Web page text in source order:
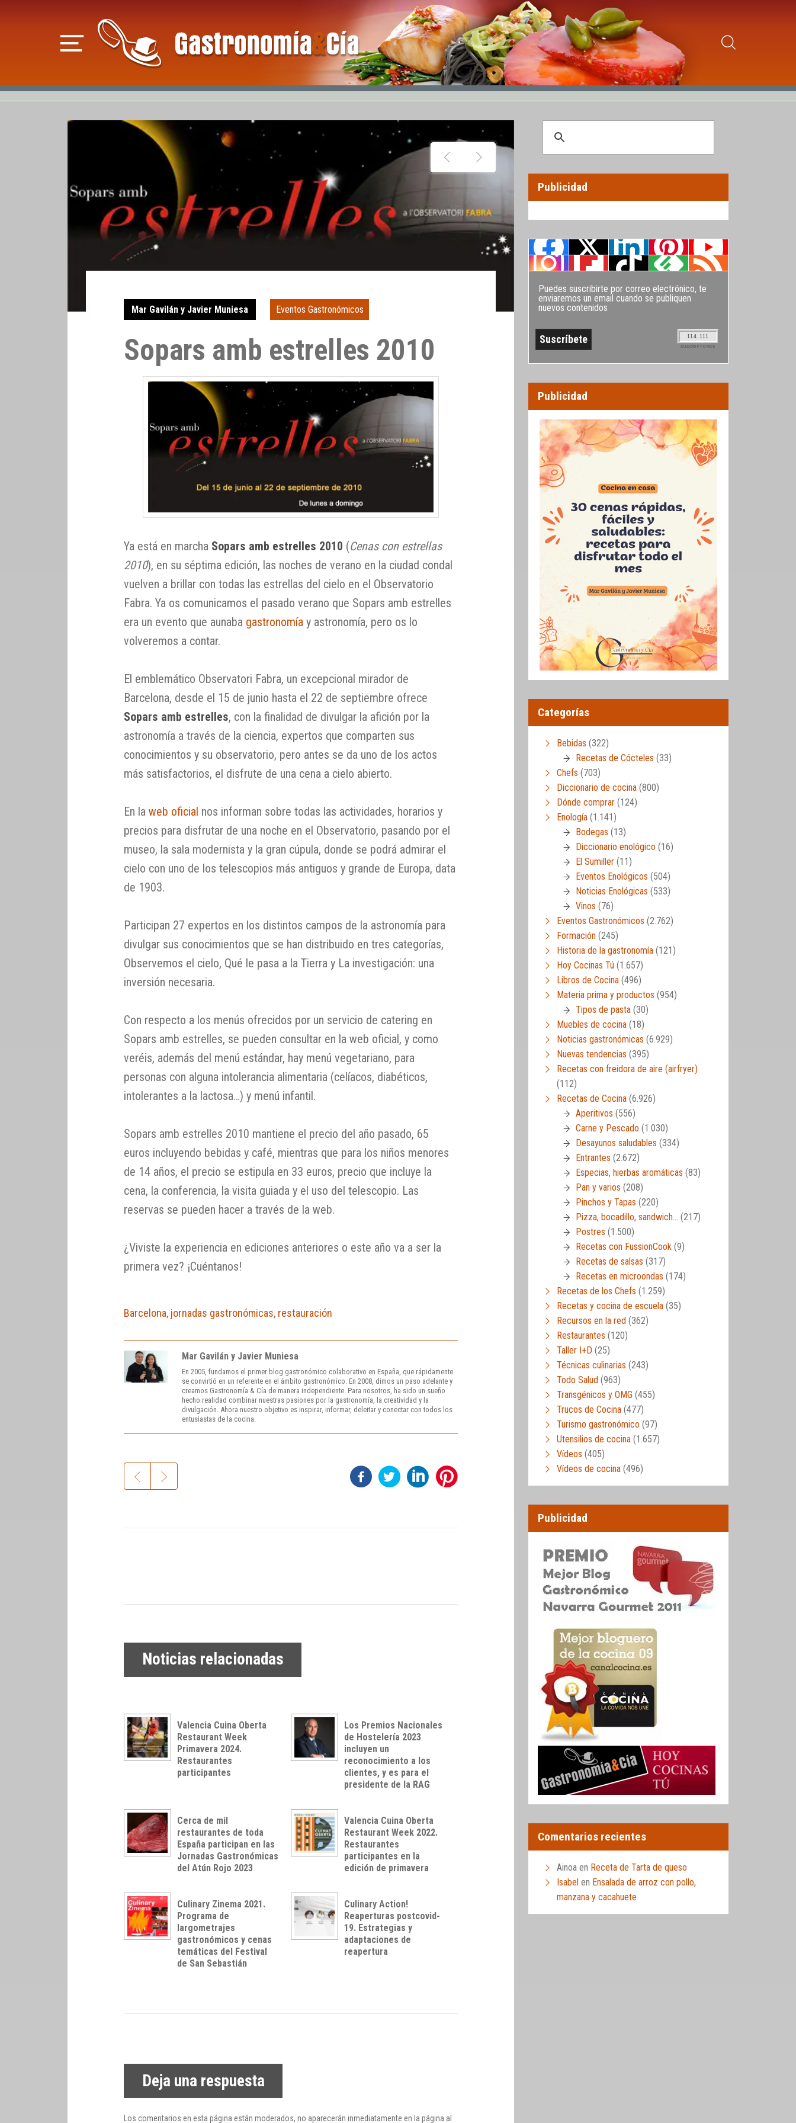
Mar Gavilán y Javier Muniesa Eventos Gastronómicos
Sopars amb estrelles 2010
Ya está en marcha Sopars amb estrelles 2010 (Cenas con estrellas
2010), en su séptima edición, las noches de verano en la ciudad condal
vuelven a brillar con todas las estrellas del cielo en el Observatorio
Fabra. Ya os comunicamos el pasado verano que Sopars amb estrelles
era un evento que aunaba gastronomía y astronomía, pero os lo
volveremos a contar.
El emblemático Observatori Fabra, un excepcional mirador de
Barcelona, desde el 15 de junio hasta el 22 de septiembre ofrece
Sopars amb estrelles, con la finalidad de divulgar la afición por la
astronomía a través de la ciencia, expertos que comparten sus
conocimientos y su observatorio, pero antes se da uno de los actos
más satisfactorios, el disfrute de una cena a cielo abierto.
En laweb oficial nos informan sobre todas las actividades, horarios y
precios para disfrutar de una noche en el Observatorio, pasando por el
museo, la sala modernista y la gran cúpula, donde se podrá admirar el
cielo con uno de los telescopios más antiguos y grande de Europa, data
de 1903.
Participan 27 expertos en los distintos campos de la astronomía para
divulgar sus conocimientos que se han distribuido en tres categorías,
Observemos el cielo, Qué le pasa a la Tierra y La investigación: una
inversión necesaria.
Con respecto a los menús ofrecidos por un servicio de catering en
Sopars amb estrelles, se pueden consultar en la web oficial, y como
veréis, además del menú estándar, hay menú vegetariano, para
personas con alguna intolerancia alimentaria (celíacos, diabéticos,
intolerantes a la lactosa…) y menú infantil.
Sopars amb estrelles 2010 mantiene el precio del año pasado, 65
euros incluyendo bebidas y café, mientras que para los niños menores
de 14 años, el precio se estipula en 33 euros, precio que incluye la
cena, la conferencia, la visita guiada y el uso del telescopio. Las
reservas se pueden hacer a través de la web.
¿Viviste la experiencia en ediciones anteriores o este año va a ser la
primera vez? ¡Cuéntanos!
Barcelona, jornadas gastronómicas, restauración
Mar Gavilán y Javier Muniesa
En 2005, fundamos el primer blog gastronómico colaborativo en España, que rápidamente
se convirtió en un referente en el ámbito gastronómico. En 2008, dimos un paso adelante y
creamos Gastronomía & Cía de manera independiente. Para nosotros, ha sido un sueño
hecho realidad combinar nuestras pasiones por la gastronomía, la creatividad y la
divulgación. Ahora nuestro objetivo es inspirar, informar, deleitar y conectar con todos los
entusiastas de la cocina.
Noticias relacionadas
Valencia Cuina Oberta
Restaurant Week
Primavera 2024.
Restaurantes
participantes
Los Premios Nacionales
de Hostelería 2023
incluyen un
reconocimiento a los
clientes, y es para el
presidente de la RAG
Cerca de mil
restaurantes de toda
España participan en las
Jornadas Gastronómicas
del Atún Rojo 2023
Valencia Cuina Oberta
Restaurant Week 2022.
Restaurantes
participantes en la
edición de primavera
Culinary Zinema 2021.
Programa de
largometrajes
gastronómicos y cenas
temáticas del Festival
de San Sebastián
Culinary Action!
Reaperturas postcovid-
19. Estrategias y
adaptaciones de
reapertura
Deja una respuesta
Los comentarios en esta página están moderados, no aparecerán inmediatamente en la página al
Publicidad
Puedes suscribirte por correo electrónico, te
enviaremos un email cuando se publiquen
nuevos contenidos
114.111
SUSCRIPTORES
Publicidad
Categorías
Bebidas (322)
Recetas de Cócteles (33)
Chefs (703)
Diccionario de cocina (800)
Dónde comprar (124)
Enología (1.141)
Bodegas (13)
Diccionario enológico (16)
El Sumiller (11)
Eventos Enológicos (504)
Noticias Enológicas (533)
Vinos (76)
Eventos Gastronómicos (2.762)
Formación (245)
Historia de la gastronomía (121)
Hoy Cocinas Tú (1.657)
Libros de Cocina (496)
Materia prima y productos (954)
Tipos de pasta (30)
Muebles de cocina (18)
Noticias gastronómicas (6.929)
Nuevas tendencias (395)
Recetas con freidora de aire (airfryer)
(112)
Recetas de Cocina (6.926)
Aperitivos (556)
Carne y Pescado (1.030)
Desayunos saludables (334)
Entrantes (2.672)
Especias, hierbas aromáticas (83)
Pan y varios (208)
Pinchos y Tapas (220)
Pizza, bocadillo, sandwich… (217)
Postres (1.500)
Recetas con FussionCook (9)
Recetas de salsas (317)
Recetas en microondas (174)
Recetas de los Chefs (1.259)
Recetas y cocina de escuela (35)
Recursos en la red (362)
Restaurantes (120)
Taller I+D (25)
Técnicas culinarias (243)
Todo Salud (963)
Transgénicos y OMG (455)
Trucos de Cocina (477)
Turismo gastronómico (97)
Utensilios de cocina (1.657)
Vídeos (405)
Vídeos de cocina (496)
Publicidad
Comentarios recientes
Ainoa en Receta de Tarta de queso
Isabel en Ensalada de arroz con pollo,
manzana y cacahuete